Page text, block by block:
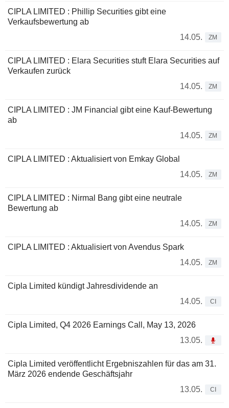
CIPLA LIMITED : Phillip Securities gibt eine
Verkaufsbewertung ab
14.05.
ZM
CIPLA LIMITED : Elara Securities stuft Elara Securities auf
Verkaufen zurück
14.05.
ZM
CIPLA LIMITED : JM Financial gibt eine Kauf-Bewertung
ab
14.05.
ZM
CIPLA LIMITED : Aktualisiert von Emkay Global
14.05.
ZM
CIPLA LIMITED : Nirmal Bang gibt eine neutrale
Bewertung ab
14.05.
ZM
CIPLA LIMITED : Aktualisiert von Avendus Spark
14.05.
ZM
Cipla Limited kündigt Jahresdividende an
14.05.
CI
Cipla Limited, Q4 2026 Earnings Call, May 13, 2026
13.05.
Cipla Limited veröffentlicht Ergebniszahlen für das am 31.
März 2026 endende Geschäftsjahr
13.05.
CI